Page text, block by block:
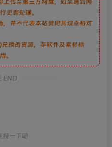
上传至第三方网盘，如果遇到网
更新处理。
，并不代表本站赞同其观点和对
换的资源，非软件及素材标
。
END
持一下吧